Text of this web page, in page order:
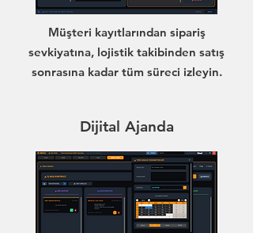
Müşteri kayıtlarından sipariş
sevkiyatına, lojistik takibinden satış
sonrasına kadar tüm süreci izleyin.
Dijital Ajanda